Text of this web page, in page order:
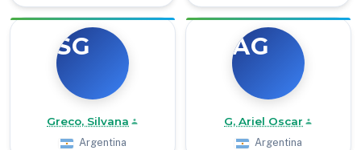
SG
Greco, Silvana
Argentina
AG
G, Ariel Oscar
Argentina